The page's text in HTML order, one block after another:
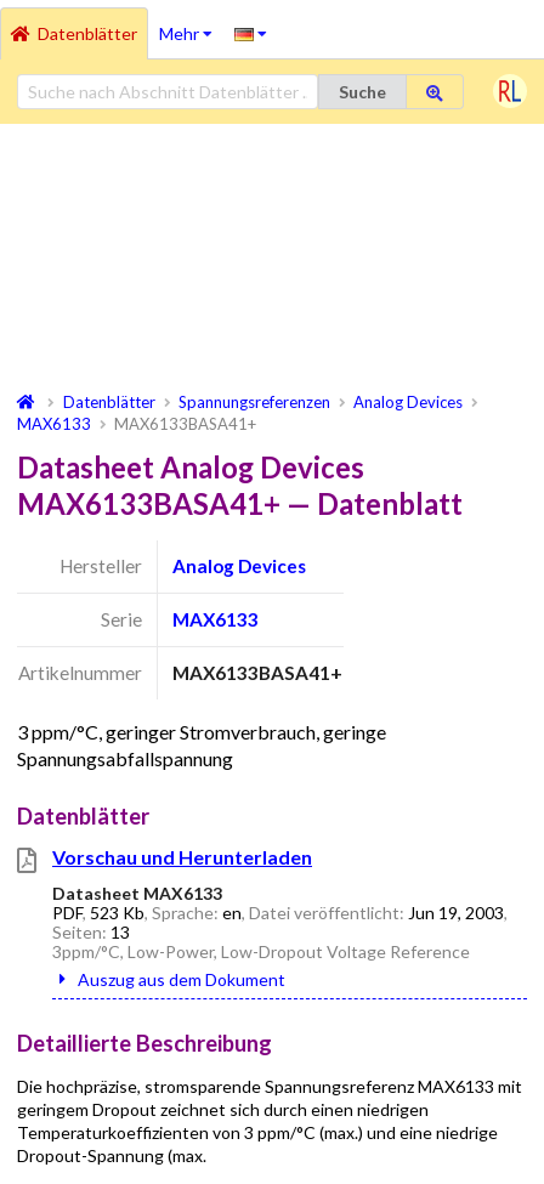
Datenblätter Mehr
Suche
Datenblätter Spannungsreferenzen
Analog Devices
MAX6133
MAX6133BASA41+
Datasheet Analog Devices
MAX6133BASA41+ — Datenblatt
Hersteller Analog Devices
Serie MAX6133
Artikelnummer MAX6133BASA41+
3 ppm/°C, geringer Stromverbrauch, geringe
Spannungsabfallspannung
Datenblätter
Vorschau und Herunterladen
Datasheet MAX6133
PDF, 523 Kb, Sprache: en, Datei veröffentlicht: Jun 19, 2003,
Seiten: 13
3ppm/°C, Low-Power, Low-Dropout Voltage Reference
Auszug aus dem Dokument
Detaillierte Beschreibung
Die hochpräzise, stromsparende Spannungsreferenz MAX6133 mit
geringem Dropout zeichnet sich durch einen niedrigen
Temperaturkoeffizienten von 3 ppm/°C (max.) und eine niedrige
Dropout-Spannung (max.